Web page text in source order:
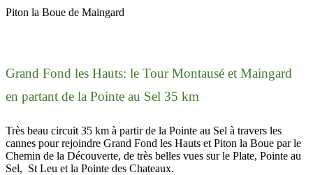
Piton la Boue de Maingard
Grand Fond les Hauts: le Tour Montausé et Maingard
en partant de la Pointe au Sel 35 km
Très beau circuit 35 km à partir de la Pointe au Sel à travers les
cannes pour rejoindre Grand Fond les Hauts et Piton la Boue par le
Chemin de la Découverte, de très belles vues sur le Plate, Pointe au
Sel, St Leu et la Pointe des Chateaux.